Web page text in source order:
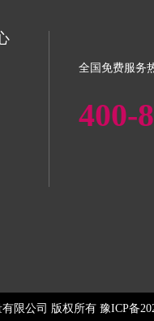
全国免费服务
400-
限公司 版权所有 豫ICP备